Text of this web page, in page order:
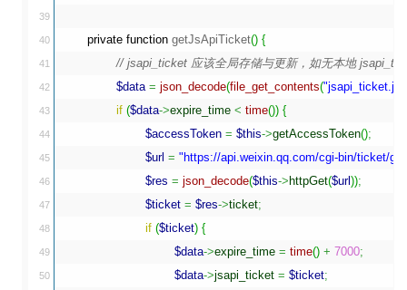
39
40
41
42
43
44
45
46
47
48
49
50
private function getJsApiTicket() {
// jsapi_ticket 应该全局存储与更新，如无本地
$data = json_decode(file_get_contents(
if ($data->expire_time < time()) {
$accessToken = $this->getAccessToken();
$url = "https://api.weixin.qq.com/cgi-bin/ticket/
$res = json_decode($this->httpGet($url));
$ticket = $res->ticket;
if ($ticket) {
$data->expire_time = time() + 7000;
$data->jsapi_ticket = $ticket;